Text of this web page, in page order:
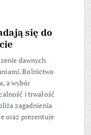
się do
dawnych
Rolnictwo
a wybór
i trwałość
zagadnienia
oraz prezentuje